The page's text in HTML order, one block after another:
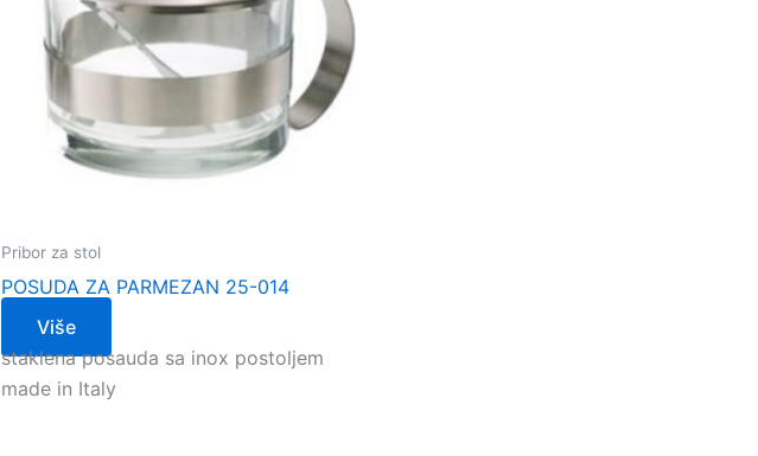
Pribor za stol
POSUDA ZA PARMEZAN 25-014
Više
staklena posauda sa inox postoljem
made in Italy